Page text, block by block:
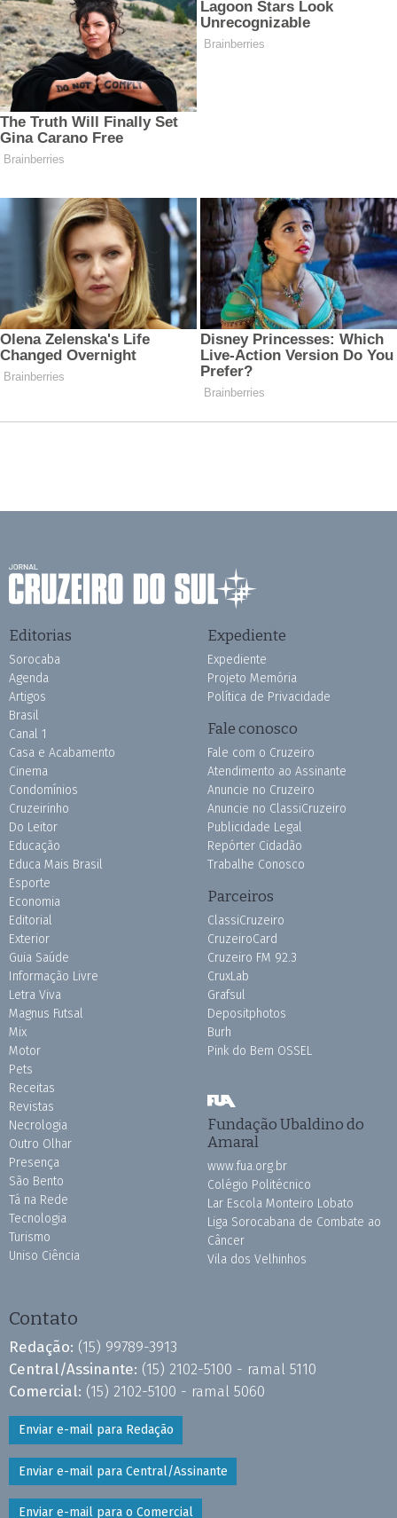
Editorias
Sorocaba
Agenda
Artigos
Brasil
Canal 1
Casa e Acabamento
Cinema
Condomínios
Cruzeirinho
Do Leitor
Educação
Educa Mais Brasil
Esporte
Economia
Editorial
Exterior
Guia Saúde
Informação Livre
Letra Viva
Magnus Futsal
Mix
Motor
Pets
Receitas
Revistas
Necrologia
Outro Olhar
Presença
São Bento
Tá na Rede
Tecnologia
Turismo
Uniso Ciência
Expediente
Expediente
Projeto Memória
Política de Privacidade
Fale conosco
Fale com o Cruzeiro
Atendimento ao Assinante
Anuncie no Cruzeiro
Anuncie no ClassiCruzeiro
Publicidade Legal
Repórter Cidadão
Trabalhe Conosco
Parceiros
ClassiCruzeiro
CruzeiroCard
Cruzeiro FM 92.3
CruxLab
Grafsul
Depositphotos
Burh
Pink do Bem OSSEL
Fundação Ubaldino do
Amaral
www.fua.org.br
Colégio Politécnico
Lar Escola Monteiro Lobato
Liga Sorocabana de Combate ao
Câncer
Vila dos Velhinhos
Contato
Redação: (15) 99789-3913
Central/Assinante: (15) 2102-5100 - ramal 5110
Comercial: (15) 2102-5100 - ramal 5060
Enviar e-mail para Redação
Enviar e-mail para Central/Assinante
Enviar e-mail para o Comercial